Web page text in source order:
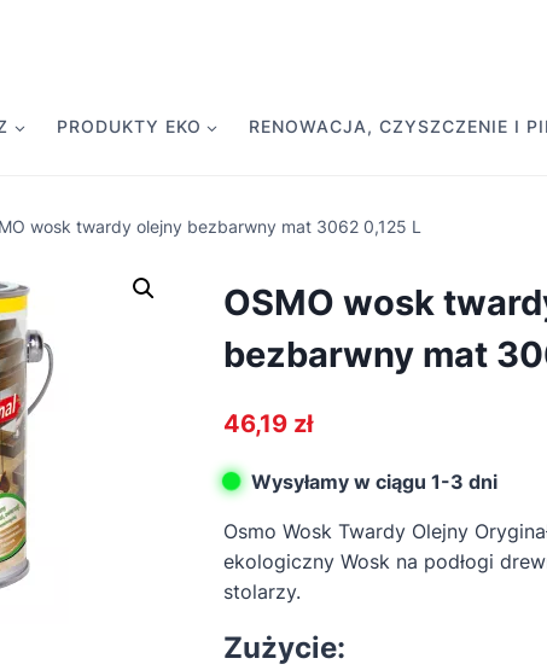
PRODUKTY EKO RENOWACJA, CZYSZCZENIE I
wosk twardy olejny bezbarwny mat 3062 0,125 L
OSMO wosk
bezbarwny mat
46,19 zł
Wysyłamy w ciągu 1-3 dni
Osmo Wosk Twardy Olejny
ekologiczny Wosk na podłogi
stolarzy.
Zużycie: